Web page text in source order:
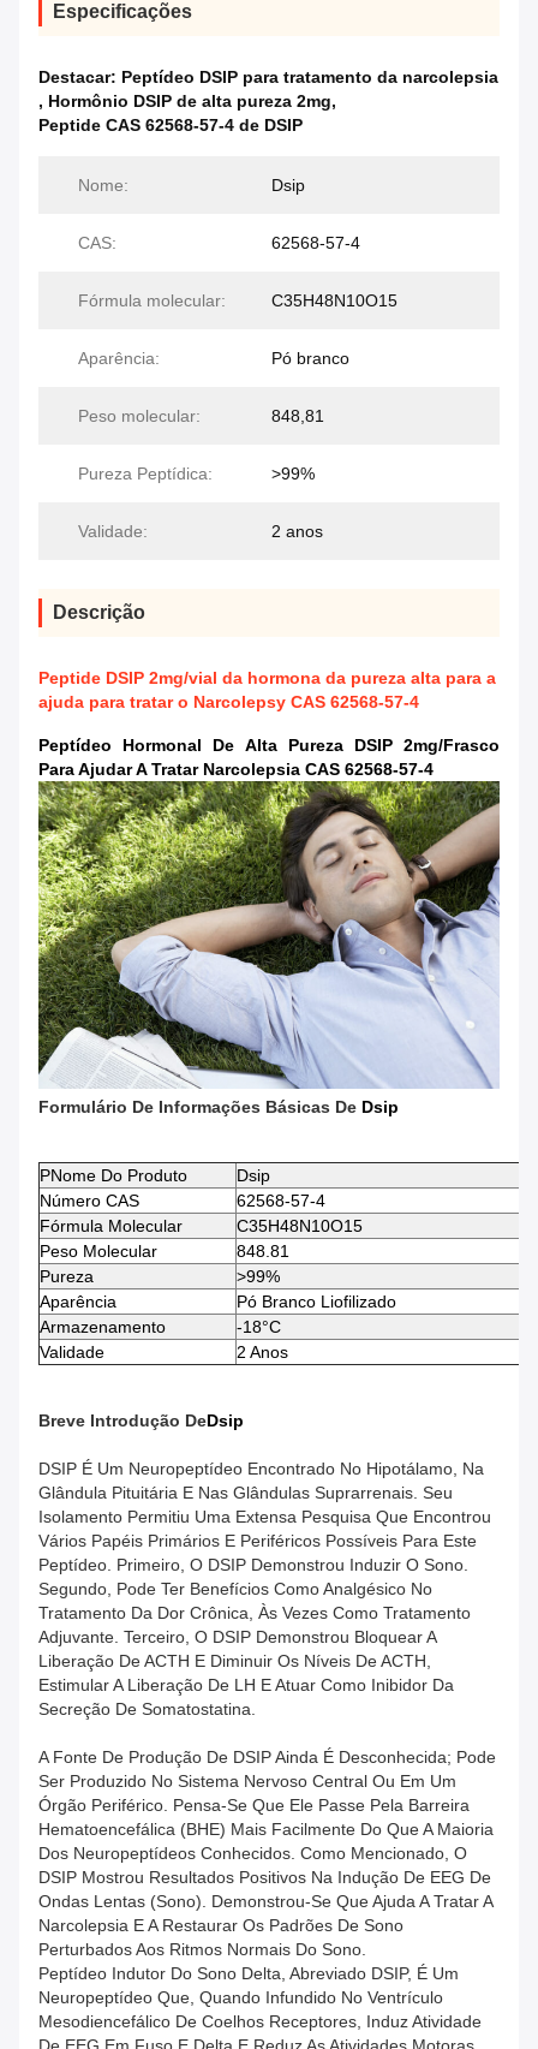
Especificações
Destacar: Peptídeo DSIP para tratamento da narcolepsia
, Hormônio DSIP de alta pureza 2mg,
Peptide CAS 62568-57-4 de DSIP
Nome: Dsip
CAS: 62568-57-4
Fórmula molecular: C35H48N10O15
Aparência: Pó branco
Peso molecular: 848,81
Pureza Peptídica: >99%
Validade: 2 anos
Descrição
Peptide DSIP 2mg/vial da hormona da pureza alta para a
ajuda para tratar o Narcolepsy CAS 62568-57-4
Peptídeo Hormonal De Alta Pureza DSIP 2mg/frasco
Para Ajudar A Tratar Narcolepsia CAS 62568-57-4
Formulário De Informações Básicas De Dsip
PNome Do Produto
Dsip
Número CAS
62568-57-4
Fórmula Molecular
C35H48N10O15
Peso Molecular
848.81
Pureza
>99%
Aparência
Pó Branco Liofilizado
Armazenamento
-18°C
Validade
2 Anos
Breve Introdução DeDsip
DSIP É Um Neuropeptídeo Encontrado No Hipotálamo, Na
Glândula Pituitária E Nas Glândulas Suprarrenais. Seu
Isolamento Permitiu Uma Extensa Pesquisa Que Encontrou
Vários Papéis Primários E Periféricos Possíveis Para Este
Peptídeo. Primeiro, O DSIP Demonstrou Induzir O Sono.
Segundo, Pode Ter Benefícios Como Analgésico No
Tratamento Da Dor Crônica, Às Vezes Como Tratamento
Adjuvante. Terceiro, O DSIP Demonstrou Bloquear A
Liberação De ACTH E Diminuir Os Níveis De ACTH,
Estimular A Liberação De LH E Atuar Como Inibidor Da
Secreção De Somatostatina.
A Fonte De Produção De DSIP Ainda É Desconhecida; Pode
Ser Produzido No Sistema Nervoso Central Ou Em Um
Órgão Periférico. Pensa-Se Que Ele Passe Pela Barreira
Hematoencefálica (BHE) Mais Facilmente Do Que A Maioria
Dos Neuropeptídeos Conhecidos. Como Mencionado, O
DSIP Mostrou Resultados Positivos Na Indução De EEG De
Ondas Lentas (sono). Demonstrou-Se Que Ajuda A Tratar A
Narcolepsia E A Restaurar Os Padrões De Sono
Perturbados Aos Ritmos Normais Do Sono.
Peptídeo Indutor Do Sono Delta, Abreviado DSIP, É Um
Neuropeptídeo Que, Quando Infundido No Ventrículo
Mesodiencefálico De Coelhos Receptores, Induz Atividade